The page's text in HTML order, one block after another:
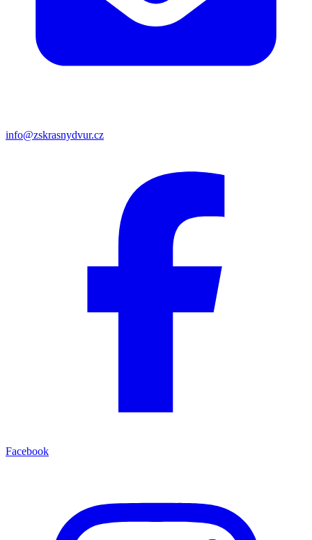
info@zskrasnydvur.cz
Facebook